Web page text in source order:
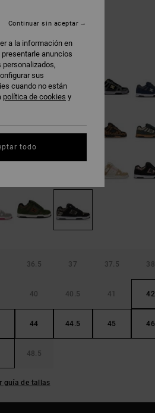
Print
36.5 37 37.5 38
40 40.5 41 42
44 44.5 45 46
48.5
guía de tallas
a la información en
anuncios
personalizados,
sus
cuando no están
política de cookies y
Continuar sin aceptar
todo